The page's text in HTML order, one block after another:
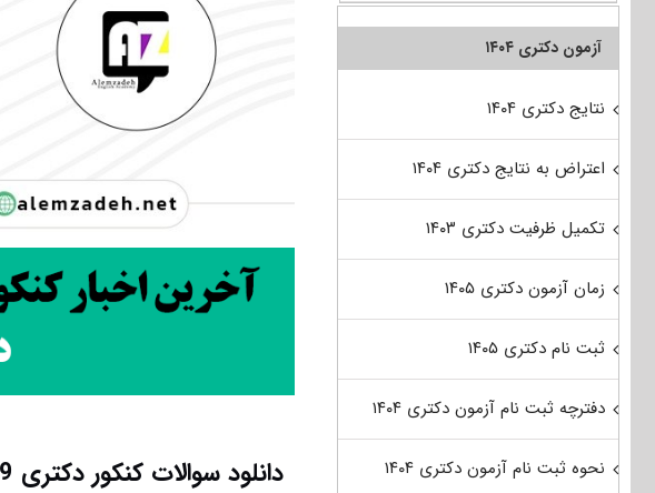
آزمون دکتری ۱۴۰۴
نتایج دکتری ۱۴۰۴
اعتراض به نتایج دکتری ۱۴۰۴
تکمیل ظرفیت دکتری ۱۴۰۳
زمان آزمون دکتری ۱۴۰۵
ثبت نام دکتری ۱۴۰۵
دفترچه ثبت نام آزمون دکتری ۱۴۰۴
نحوه ثبت نام آزمون دکتری ۱۴۰۴